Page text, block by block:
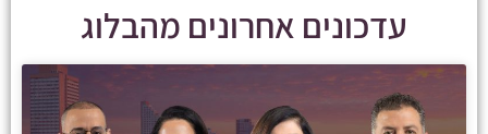
עדכונים אחרונים מהבלוג